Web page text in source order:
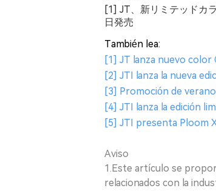
[1] JT、新リミテッドカ
日発売
También lea:
[1] JT lanza nuevo color
[2] JTI lanza la nueva
[3] Promoción de
[4] JTI lanza la edición
[5] JTI presenta Ploom
Aviso
1.Este artículo se
relacionados con la